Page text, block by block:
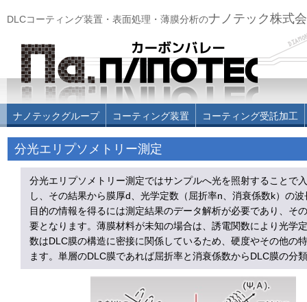
DLCコーティング装置・表面処理・薄膜分析のナノテック株式
ナノテックグループ コーティング装置 コーティング受託加工
分光エリプソメトリー測定
分光エリプソメトリー測定ではサンプルへ光を照射することで
し、その結果から膜厚d、光学定数（屈折率n、消衰係数k）の
目的の情報を得るには測定結果のデータ解析が必要であり、そ
要となります。薄膜材料が未知の場合は、誘電関数により光学
数はDLC膜の構造に密接に関係しているため、硬度やその他の
ます。単層のDLC膜であれば屈折率と消衰係数からDLC膜の分